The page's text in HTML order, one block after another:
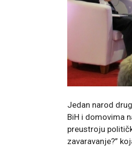
Jedan narod
BiH i domovima
preustroju
zavaravanje?”